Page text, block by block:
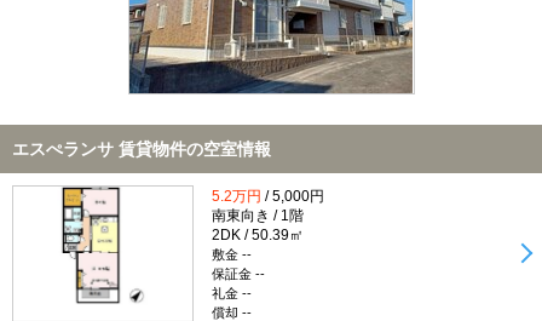
エスぺランサ 賃貸物件の空室情報
5.2万円 / 5,000円
南東向き / 1階
2DK / 50.39㎡
敷金 --
保証金 --
礼金 --
償却 --